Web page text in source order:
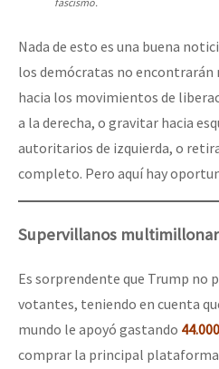
Nada de esto es una buena
los demócratas no encontrarán
hacia los movimientos de
a la derecha, o gravitar hacia
autoritarios de izquierda, o
completo. Pero aquí hay
Supervillanos
Es sorprendente que Trump no
votantes, teniendo en cuenta
mundo le apoyó gastando
comprar la principal